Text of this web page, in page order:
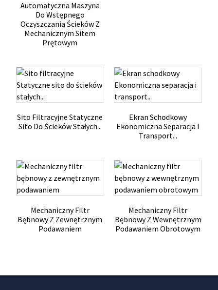
Automatyczna Maszyna
Do Wstępnego
Oczyszczania Ścieków Z
Mechanicznym Sitem
Prętowym
Sito Filtracyjne Statyczne
Sito Do Ścieków Stałych...
Ekran Schodkowy
Ekonomiczna Separacja I
Transport...
Mechaniczny Filtr
Bębnowy Z Zewnętrznym
Podawaniem
Mechaniczny Filtr
Bębnowy Z Wewnętrznym
Podawaniem Obrotowym